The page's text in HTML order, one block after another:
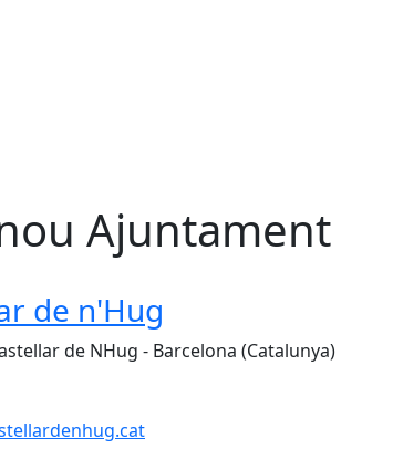
Ajuntament
de n'Hug
de NHug - Barcelona (Catalunya)